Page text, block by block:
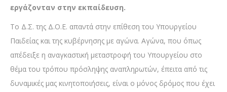
εργάζονταν στην εκπαίδευση.
Το Δ.Σ. της Δ.Ο.Ε. απαντά στην επίθεση του Υπουργείου
Παιδείας και της κυβέρνησης με αγώνα. Αγώνα, που όπως
απέδειξε η αναγκαστική μεταστροφή του Υπουργείου στο
θέμα του τρόπου πρόσληψης αναπληρωτών, έπειτα από τις
δυναμικές μας κινητοποιήσεις, είναι ο μόνος δρόμος που έχει